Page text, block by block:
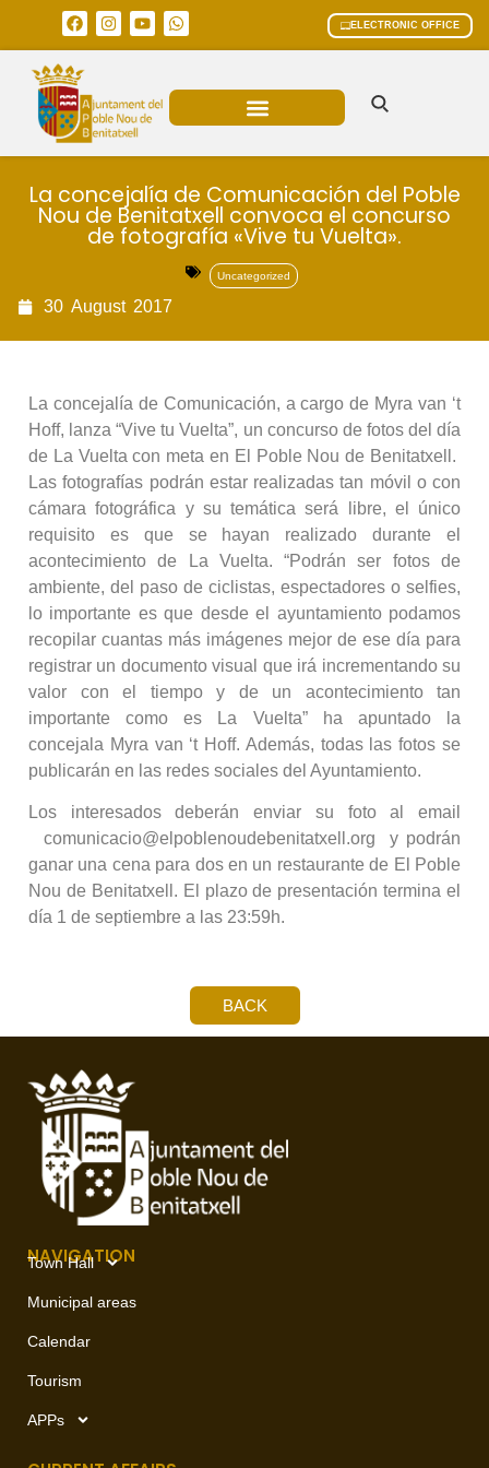
ELECTRONIC OFFICE
La concejalía de Comunicación del Poble
Nou de Benitatxell convoca el concurso
de fotografía «Vive tu Vuelta».
Uncategorized
30 August 2017
La concejalía de Comunicación, a cargo de Myra van ‘t
Hoff, lanza “Vive tu Vuelta”, un concurso de fotos del día
de La Vuelta con meta en El Poble Nou de Benitatxell.
Las fotografías podrán estar realizadas tan móvil o con
cámara fotográfica y su temática será libre, el único
requisito es que se hayan realizado durante el
acontecimiento de La Vuelta. “Podrán ser fotos de
ambiente, del paso de ciclistas, espectadores o selfies,
lo importante es que desde el ayuntamiento podamos
recopilar cuantas más imágenes mejor de ese día para
registrar un documento visual que irá incrementando su
valor con el tiempo y de un acontecimiento tan
importante como es La Vuelta” ha apuntado la
concejala Myra van ‘t Hoff. Además, todas las fotos se
publicarán en las redes sociales del Ayuntamiento.
Los interesados deberán enviar su foto al email
comunicacio@elpoblenoudebenitatxell.org y podrán
ganar una cena para dos en un restaurante de El Poble
Nou de Benitatxell. El plazo de presentación termina el
día 1 de septiembre a las 23:59h.
BACK
NAVIGATION
Town Hall
Municipal areas
Calendar
Tourism
APPs